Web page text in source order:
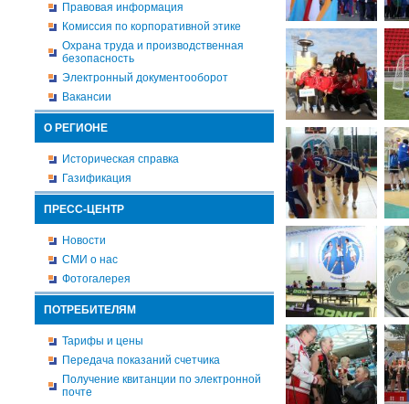
Правовая информация
Комиссия по корпоративной этике
Охрана труда и производственная
безопасность
Электронный документооборот
Вакансии
О РЕГИОНЕ
Историческая справка
Газификация
ПРЕСС-ЦЕНТР
Новости
СМИ о нас
Фотогалерея
ПОТРЕБИТЕЛЯМ
Тарифы и цены
Передача показаний счетчика
Получение квитанции по электронной
почте